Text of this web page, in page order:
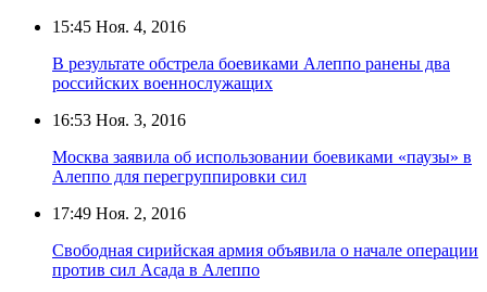
15:45 Ноя. 4, 2016
В результате обстрела боевиками Алеппо ранены два
российских военнослужащих
16:53 Ноя. 3, 2016
Москва заявила об использовании боевиками «паузы» в
Алеппо для перегруппировки сил
17:49 Ноя. 2, 2016
Свободная сирийская армия объявила о начале операции
против сил Асада в Алеппо